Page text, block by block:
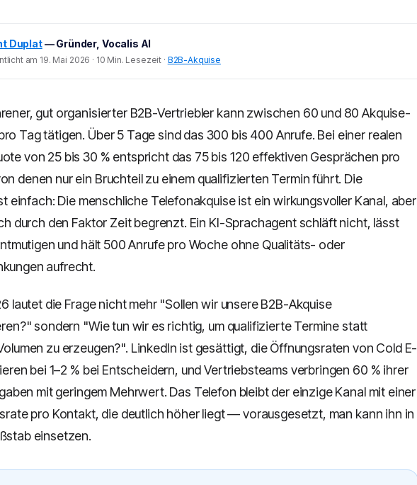
Duplat— Gründer, Vocalis AI
am 19. Mai 2026 · 10 Min. Lesezeit · B2B-Akquise
gut organisierter B2B-Vertriebler kann zwischen 60 und 80 Akquise-
Tag tätigen. Über 5 Tage sind das 300 bis 400 Anrufe. Bei einer realen
von 25 bis 30 % entspricht das 75 bis 120 effektiven Gesprächen pro
denen nur ein Bruchteil zu einem qualifizierten Termin führt. Die
einfach: Die menschliche Telefonakquise ist ein wirkungsvoller Kanal, aber
durch den Faktor Zeit begrenzt. Ein KI-Sprachagent schläft nicht, lässt
und hält 500 Anrufe pro Woche ohne Qualitäts- oder
aufrecht.
lautet die Frage nicht mehr "Sollen wir unsere B2B-Akquise
sondern "Wie tun wir es richtig, um qualifizierte Termine statt
zu erzeugen?". LinkedIn ist gesättigt, die Öffnungsraten von Cold E-
bei 1–2 % bei Entscheidern, und Vertriebsteams verbringen 60 % ihrer
mit geringem Mehrwert. Das Telefon bleibt der einzige Kanal mit einer
pro Kontakt, die deutlich höher liegt — vorausgesetzt, man kann ihn in
einsetzen.